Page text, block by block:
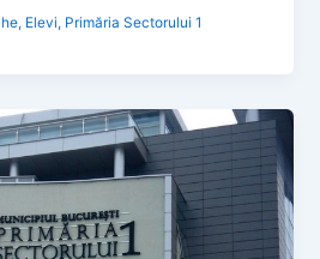
, Elevi, Primăria Sectorului 1